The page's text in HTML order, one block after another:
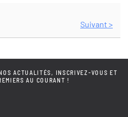
Suivant >
ACTUALITÉS, INSCRIVEZ-VOUS ET
AU COURANT !